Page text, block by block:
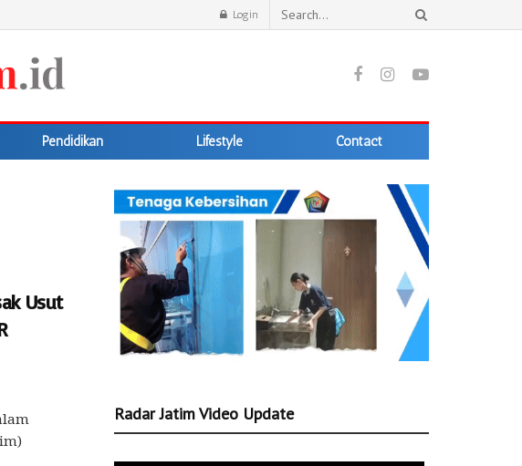
Login
Pendidikan Lifestyle Contact
Usut
Radar Jatim Video Update